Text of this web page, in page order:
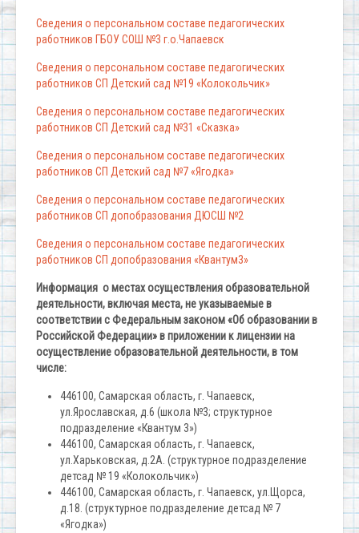
Сведения о персональном составе педагогических
работников ГБОУ СОШ №3 г.о.Чапаевск
Сведения о персональном составе педагогических
работников СП Детский сад №19 «Колокольчик»
Сведения о персональном составе педагогических
работников СП Детский сад №31 «Сказка»
Сведения о персональном составе педагогических
работников СП Детский сад №7 «Ягодка»
Сведения о персональном составе педагогических
работников СП допобразования ДЮСШ №2
Сведения о персональном составе педагогических
работников СП допобразования «Квантум3»
Информация о местах осуществления образовательной
деятельности, включая места, не указываемые в
соответствии с Федеральным законом «Об образовании в
Российской Федерации» в приложении к лицензии на
осуществление образовательной деятельности, в том
числе:
446100, Самарская область, г. Чапаевск,
ул.Ярославская, д.6 (школа №3; структурное
подразделение «Квантум 3»)
446100, Самарская область, г. Чапаевск,
ул.Харьковская, д.2А. (структурное подразделение
детсад № 19 «Колокольчик»)
446100, Самарская область, г. Чапаевск, ул.Щорса,
д.18. (структурное подразделение детсад № 7
«Ягодка»)